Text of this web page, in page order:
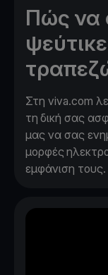
Πώς να
Στη viva.com
τη δική σας
μας να σας
μορφές
εμφάνιση τους.